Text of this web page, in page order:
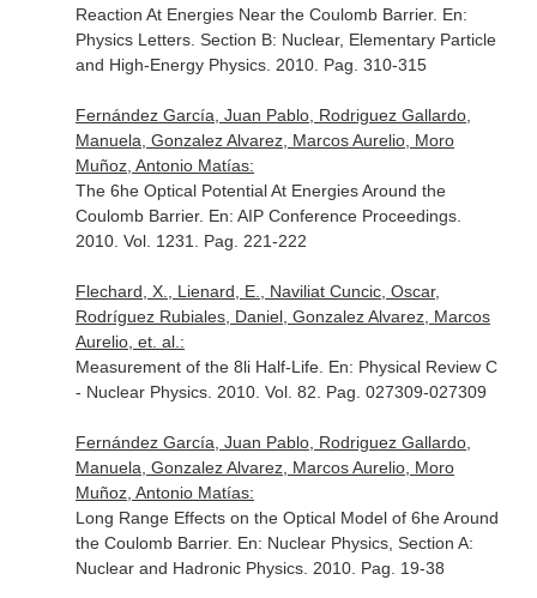
Reaction At Energies Near the Coulomb Barrier. En:
Physics Letters. Section B: Nuclear, Elementary Particle
and High-Energy Physics. 2010. Pag. 310-315
Fernández García, Juan Pablo, Rodriguez Gallardo,
Manuela, Gonzalez Alvarez, Marcos Aurelio, Moro
Muñoz, Antonio Matías:
The 6he Optical Potential At Energies Around the
Coulomb Barrier. En: AIP Conference Proceedings.
2010. Vol. 1231. Pag. 221-222
Flechard, X., Lienard, E., Naviliat Cuncic, Oscar,
Rodríguez Rubiales, Daniel, Gonzalez Alvarez, Marcos
Aurelio, et. al.:
Measurement of the 8li Half-Life. En: Physical Review C
- Nuclear Physics. 2010. Vol. 82. Pag. 027309-027309
Fernández García, Juan Pablo, Rodriguez Gallardo,
Manuela, Gonzalez Alvarez, Marcos Aurelio, Moro
Muñoz, Antonio Matías:
Long Range Effects on the Optical Model of 6he Around
the Coulomb Barrier. En: Nuclear Physics, Section A:
Nuclear and Hadronic Physics. 2010. Pag. 19-38